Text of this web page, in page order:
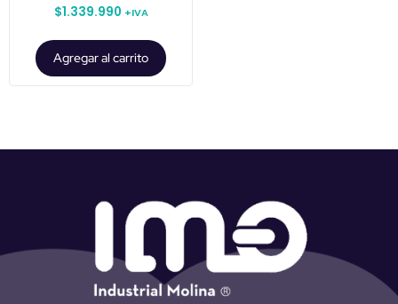
$1.339.990 +IVA
Agregar al carrito